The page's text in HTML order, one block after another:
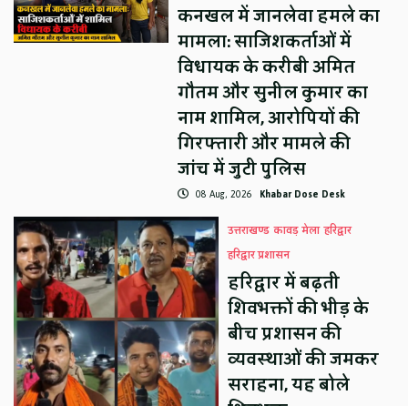
कनखल में जानलेवा हमले का
मामला: साजिशकर्ताओं में
विधायक के करीबी अमित
गौतम और सुनील कुमार का
नाम शामिल, आरोपियों की
गिरफ्तारी और मामले की
जांच में जुटी पुलिस
08 Aug, 2026 Khabar Dose Desk
उत्तराखण्ड कावड़ मेला हरिद्वार
हरिद्वार प्रशासन
हरिद्वार में बढ़ती
शिवभक्तों की भीड़ के
बीच प्रशासन की
व्यवस्थाओं की जमकर
सराहना, यह बोले